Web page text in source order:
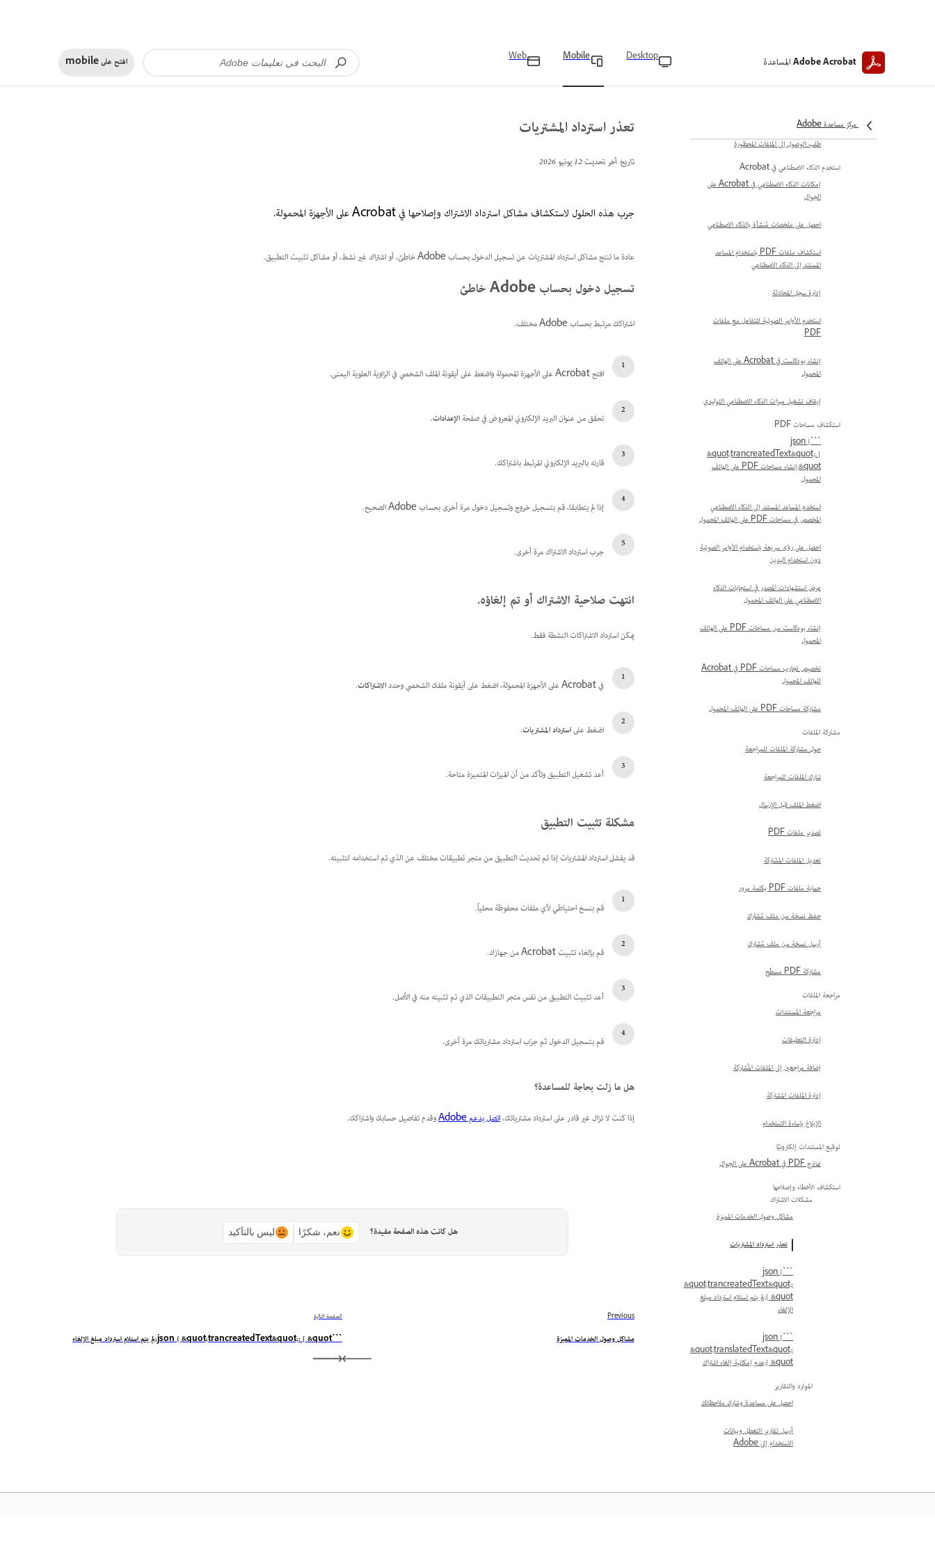
Adobe Acrobat المساعدة Desktop
Mobile
Web افتح علىmobile
مركز مساعدة Adobe
رفع الملفات المحلية
حذف الملفات
دمج الملفات
طلب الوصول إلى الملفات المحظورة
استخدم الذكاء الاصطناعي في Acrobat
إمكانات الذكاء الاصطناعي في Acrobat على
الجوال
احصل على ملخصات مُنشأة بالذكاء الاصطناعي
استكشاف ملفات PDF باستخدام المساعد
المستند إلى الذكاء الاصطناعي
إدارة سجل المحادثة
استخدم الأوامر الصوتية للتفاعل مع ملفات
PDF
إنشاء بودكاست في Acrobat على الهاتف
المحمول
إيقاف تشغيل ميزات الذكاء الاصطناعي التوليدي
استكشاف مساحات PDF
```json {
&quot;trancreatedText&quot;: [
&quot;إنشاء مساحات PDF على الهاتف
المحمول
استخدم المساعد المستند إلى الذكاء الاصطناعي
المخصص في مساحات PDF على الهاتف المحمول
احصل على رؤى سريعة باستخدام الأوامر الصوتية
دون استخدام اليدين
عرض استشهادات المصدر في استجابات الذكاء
الاصطناعي على الهاتف المحمول
إنشاء بودكاست من مساحات PDF على الهاتف
المحمول
تخصيص تجارب مساحات PDF في Acrobat
للهاتف المحمول
مشاركة مساحات PDF على الهاتف المحمول
مشاركة الملفات
حول مشاركة الملفات للمراجعة
شارك الملفات للمراجعة
اضغط الملف قبل الإرسال
تصدير ملفات PDF
تعديل الملفات المشتركة
حماية ملفات PDF بكلمة مرور
حفظ نسخة من ملف مُشارك
أرسل نسخة من ملف مُشارك
مشاركة PDF مسطّح
مراجعة الملفات
مراجعة المستندات
إدارة التعليقات
إضافة مراجعين إلى الملفات المُشاركة
إدارة الملفات المشتركة
الإبلاغ بإساءة الاستخدام
توقيع المستندات إلكترونيًا
نماذج PDF في Acrobat على الجوال
استكشاف الأخطاء وإصلاحها
مشكلات الاشتراك
مشاكل وصول الخدمات المميزة
تعذر استرداد المشتريات
```json {
&quot;trancreatedText&quot;:
[ &quot;لم يتم استلام استرداد مبلغ
الإلغاء
```json {
&quot;translatedText&quot;:
[ &quot;عدم إمكانية إلغاء اشتراك
الموارد والتقارير
احصل على مساعدة وشارك ملاحظاتك
أرسل تقارير التعطل وبيانات
الاستخدام إلى Adobe
تعذر استرداد المشتريات
تاريخ آخر تحديث12 يونيو 2026
جرب هذه الحلول لاستكشاف مشاكل استرداد الاشتراك وإصلاحها في Acrobat على الأجهزة المحمولة.
عادة ما تنتج مشاكل استرداد المشتريات عن تسجيل الدخول بحساب Adobe خاطئ، أو اشتراك غير نشط، أو مشاكل تثبيت التطبيق.
تسجيل دخول بحساب Adobe خاطئ
اشتراكك مرتبط بحساب Adobe مختلف.
افتح Acrobat على الأجهزة المحمولة واضغط على أيقونة الملف الشخصي في الزاوية العلوية اليمنى.
تحقق من عنوان البريد الإلكتروني المعروض في صفحةالإعدادات.
قارنه بالبريد الإلكتروني المرتبط باشتراكك.
إذا لم يتطابقا، قم بتسجيل خروج وتسجيل دخول مرة أخرى بحساب Adobe الصحيح.
جرب استرداد الاشتراك مرة أخرى.
انتهت صلاحية الاشتراك أو تم إلغاؤه.
يمكن استرداد الاشتراكات النشطة فقط.
في Acrobat على الأجهزة المحمولة، اضغط على أيقونة ملفك الشخصي وحدد الاشتراكات.
اضغط علىاسترداد المشتريات.
أعد تشغيل التطبيق وتأكد من أن الميزات المتميزة متاحة.
مشكلة تثبيت التطبيق
قد يفشل استرداد المشتريات إذا تم تحديث التطبيق من متجر تطبيقات مختلف عن الذي تم استخدامه لتثبيته.
قم بنسخ احتياطي لأي ملفات محفوظة محلياً.
قم بإلغاء تثبيت Acrobat من جهازك.
أعد تثبيت التطبيق من نفس متجر التطبيقات الذي تم تثبيته منه في الأصل.
قم بتسجيل الدخول ثم جرّب استرداد مشترياتك مرة أخرى.
هل ما زلت بحاجة للمساعدة؟
إذا كنت لا تزال غير قادر على استرداد مشترياتك،اتصل بدعم Adobe وقدم تفاصيل حسابك واشتراكك.
هل كانت هذه الصفحة مفيدة؟ نعم، شكرًا ليس بالتأكيد
Previous
مشاكل وصول الخدمات المميزة
الصفحة التالية
```json { &quot;trancreatedText&quot;: [ &quot;لم يتم استلام استرداد مبلغ الإلغاء